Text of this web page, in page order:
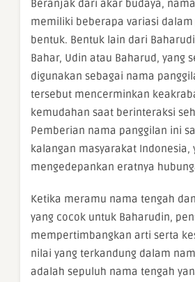
Beranjak dari akar budaya,
memiliki beberapa variasi
bentuk. Bentuk lain dari
Bahar, Udin atau Baharud, yang
digunakan sebagai nama
tersebut mencerminkan
kemudahan saat berinteraksi
Pemberian nama panggilan ini
kalangan masyarakat Indonesia,
mengedepankan eratnya
Ketika meramu nama tengah
yang cocok untuk Baharudin,
mempertimbangkan arti serta
nilai yang terkandung dalam
adalah sepuluh nama tengah